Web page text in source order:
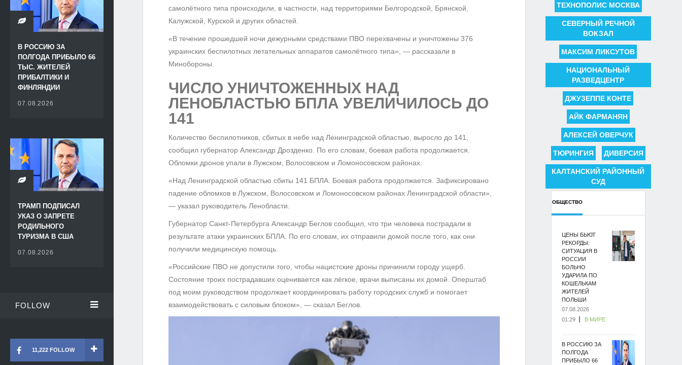
В РОССИЮ ЗА
ПОЛГОДА ПРИБЫЛО 66
ТЫС. ЖИТЕЛЕЙ
ПРИБАЛТИКИ И
ФИНЛЯНДИИ
07.08.2026
ТРАМП ПОДПИСАЛ
УКАЗ О ЗАПРЕТЕ
РОДИЛЬНОГО
ТУРИЗМА В США
07.08.2026
FOLLOW
11,222 FOLLOW
самолётного типа происходили, в частности, над территориями Белгородской, Брянской,
Калужской, Курской и других областей.
«В течение прошедшей ночи дежурными средствами ПВО перехвачены и уничтожены 376
украинских беспилотных летательных аппаратов самолётного типа», — рассказали в
Минобороны.
ЧИСЛО УНИЧТОЖЕННЫХ НАД
ЛЕНОБЛАСТЬЮ БПЛА УВЕЛИЧИЛОСЬ ДО
141
Количество беспилотников, сбитых в небе над Ленинградской областью, выросло до 141,
сообщил губернатор Александр Дрозденко. По его словам, боевая работа продолжается.
Обломки дронов упали в Лужском, Волосовском и Ломоносовском районах.
«Над Ленинградской областью сбиты 141 БПЛА. Боевая работа продолжается. Зафиксировано
падение обломков в Лужском, Волосовском и Ломоносовском районах Ленинградской области»,
— указал руководитель Ленобласти.
Губернатор Санкт-Петербурга Александр Беглов сообщил, что три человека пострадали в
результате атаки украинских БПЛА. По его словам, их отправили домой после того, как они
получили медицинскую помощь.
«Российские ПВО не допустили того, чтобы нацистские дроны причинили городу ущерб.
Состояние троих пострадавших оценивается как лёгкое, врачи выписаны их домой. Оперштаб
под моим руководством продолжает координировать работу городских служб и помогает
взаимодействовать с силовым блоком», — сказал Беглов.
ТЕХНОПОЛИС МОСКВА
СЕВЕРНЫЙ РЕЧНОЙ
ВОКЗАЛ
МАКСИМ ЛИКСУТОВ
НАЦИОНАЛЬНЫЙ
РАЗВЕДЦЕНТР
ДЖУЗЕППЕ КОНТЕ
АЙК ФАРМАНЯН
АЛЕКСЕЙ ОВЕРЧУК
ТЮРИНГИЯ ДИВЕРСИЯ
КАЛТАНСКИЙ РАЙОННЫЙ
СУД
ОБЩЕСТВО
ЦЕНЫ БЬЮТ
РЕКОРДЫ:
СИТУАЦИЯ В
РОССИИ
БОЛЬНО
УДАРИЛА ПО
КОШЕЛЬКАМ
ЖИТЕЛЕЙ
ПОЛЬШИ
07.08.2026
01:29
В МИРЕ
В РОССИЮ ЗА
ПОЛГОДА
ПРИБЫЛО 66